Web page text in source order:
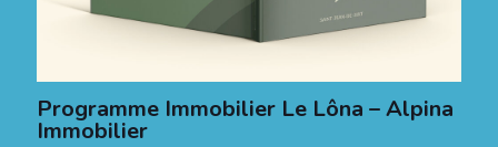
Programme Immobilier Le Lôna – Alpina
Immobilier